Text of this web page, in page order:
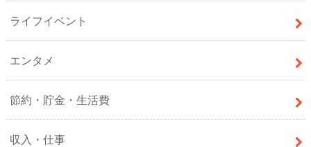
ライフイベント
エンタメ
節約・貯金・生活費
収入・仕事